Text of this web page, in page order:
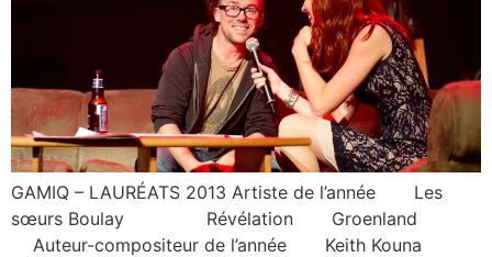
GAMIQ – LAURÉATS 2013 Artiste de l’année Les
sœurs Boulay Révélation Groenland
Auteur-compositeur de l’année Keith Kouna